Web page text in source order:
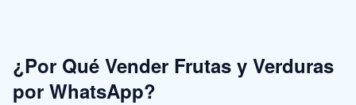
¿Por Qué Vender Frutas y Verduras
por WhatsApp?